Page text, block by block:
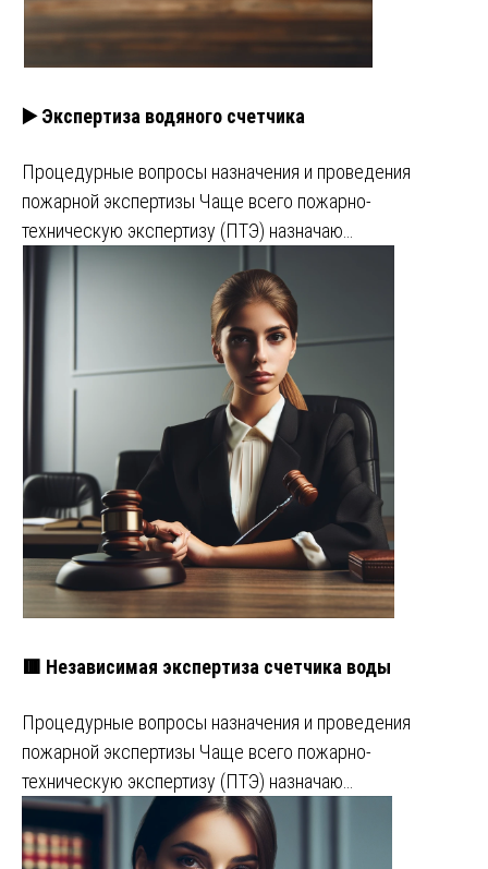
▶️ Экспертиза водяного счетчика
Процедурные вопросы назначения и проведения
пожарной экспертизы Чаще всего пожарно-
техническую экспертизу (ПТЭ) назначаю…
🟥 Независимая экспертиза счетчика воды
Процедурные вопросы назначения и проведения
пожарной экспертизы Чаще всего пожарно-
техническую экспертизу (ПТЭ) назначаю…